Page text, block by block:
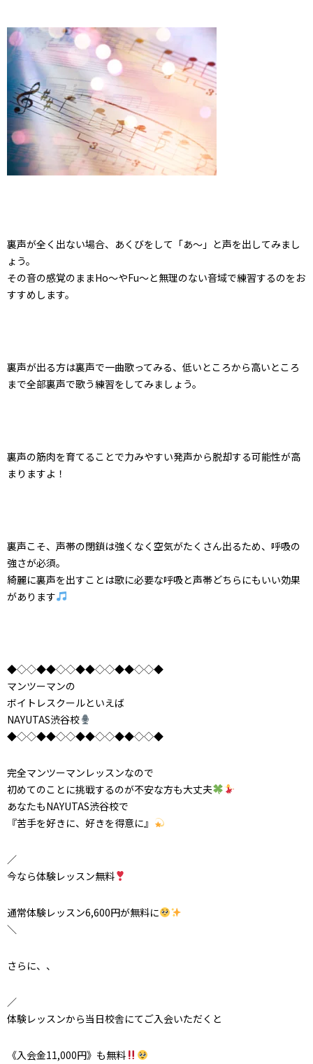
裏声が全く出ない場合、あくびをして「あ〜」と声を出してみまし
ょう。
その音の感覚のままHo〜やFu〜と無理のない音域で練習するのをお
すすめします。
裏声が出る方は裏声で一曲歌ってみる、低いところから高いところ
まで全部裏声で歌う練習をしてみましょう。
裏声の筋肉を育てることで力みやすい発声から脱却する可能性が高
まりますよ！
裏声こそ、声帯の閉鎖は強くなく空気がたくさん出るため、呼吸の
強さが必須。
綺麗に裏声を出すことは歌に必要な呼吸と声帯どちらにもいい効果
があります
◆◇◇◆◆◇◇◆◆◇◇◆◆◇◇◆
マンツーマンの
ボイトレスクールといえば
NAYUTAS渋谷校
◆◇◇◆◆◇◇◆◆◇◇◆◆◇◇◆
完全マンツーマンレッスンなので
初めてのことに挑戦するのが不安な方も大丈夫
あなたもNAYUTAS渋谷校で
『苦手を好きに、好きを得意に』
／
今なら体験レッスン無料
通常体験レッスン6,600円が無料に
＼
さらに、、
／
体験レッスンから当日校舎にてご入会いただくと
《入会金11,000円》も無料